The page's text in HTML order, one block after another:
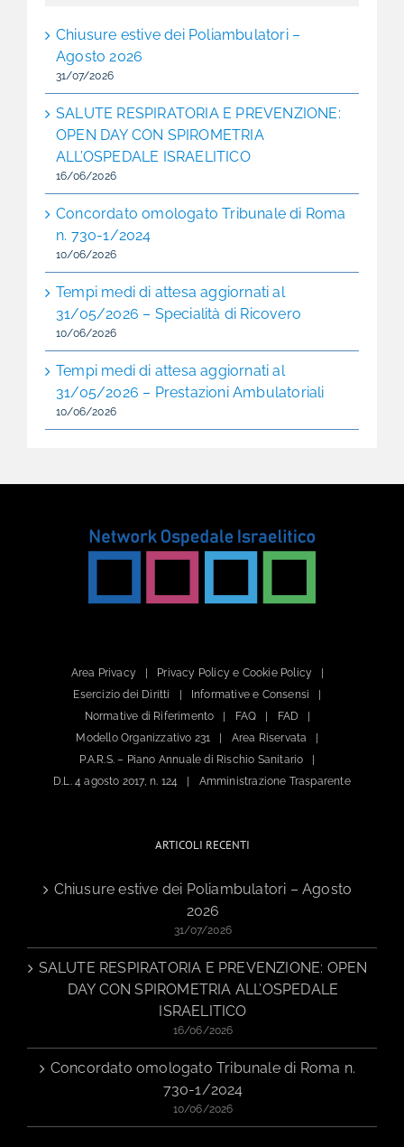
Chiusure estive dei Poliambulatori –
Agosto 2026
31/07/2026
SALUTE RESPIRATORIA E PREVENZIONE:
OPEN DAY CON SPIROMETRIA
ALL’OSPEDALE ISRAELITICO
16/06/2026
Concordato omologato Tribunale di Roma
n. 730-1/2024
10/06/2026
Tempi medi di attesa aggiornati al
31/05/2026 – Specialità di Ricovero
10/06/2026
Tempi medi di attesa aggiornati al
31/05/2026 – Prestazioni Ambulatoriali
10/06/2026
Area Privacy
Privacy Policy e Cookie Policy
Esercizio dei Diritti
Informative e Consensi
Normative di Riferimento
FAQ
FAD
Modello Organizzativo 231
Area Riservata
P.A.R.S. – Piano Annuale di Rischio Sanitario
D.L. 4 agosto 2017, n. 124
Amministrazione Trasparente
ARTICOLI RECENTI
Chiusure estive dei Poliambulatori – Agosto
2026
31/07/2026
SALUTE RESPIRATORIA E PREVENZIONE: OPEN
DAY CON SPIROMETRIA ALL’OSPEDALE
ISRAELITICO
16/06/2026
Concordato omologato Tribunale di Roma n.
730-1/2024
10/06/2026